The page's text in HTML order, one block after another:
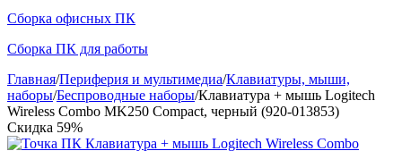
Сборка офисных ПК
Сборка ПК для работы
Главная/Периферия и мультимедиа/Клавиатуры, мыши,
наборы/Беспроводные наборы/Клавиатура + мышь Logitech
Wireless Combo MK250 Compact, черный (920-013853)
Скидка 59%